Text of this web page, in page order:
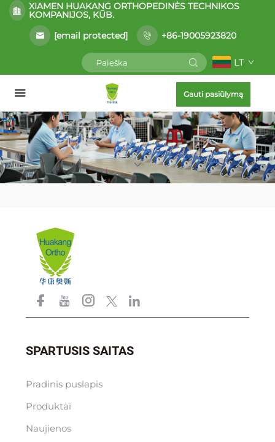
XIAMEN HUAKANG ORTHOPEDINĖS TECHNIKOS
KOMPANIJOS, KŪB.
[email protected]
+86-19005923820
LT
Gauti pasiūlymą
SPARTUSIS SAITAS
Pradinis puslapis
Produktai
Naujienos